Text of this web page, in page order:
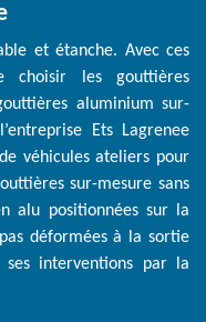
et étanche. Avec ces
choisir les gouttières
aluminium sur-
Ets Lagrenee
véhicules ateliers pour
sur-mesure sans
alu positionnées sur la
déformées à la sortie
interventions par la